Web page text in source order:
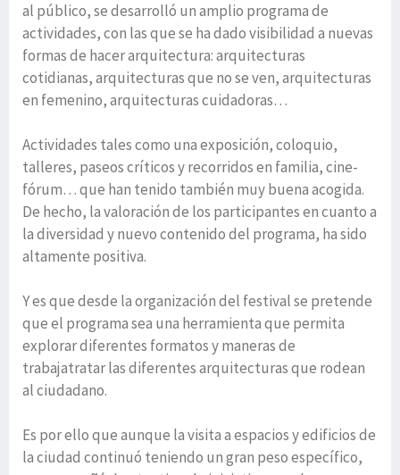
al público, se desarrolló un amplio programa de
actividades, con las que se ha dado visibilidad a nuevas
formas de hacer arquitectura: arquitecturas
cotidianas, arquitecturas que no se ven, arquitecturas
en femenino, arquitecturas cuidadoras…
Actividades tales como una exposición, coloquio,
talleres, paseos críticos y recorridos en familia, cine-
fórum… que han tenido también muy buena acogida.
De hecho, la valoración de los participantes en cuanto a
la diversidad y nuevo contenido del programa, ha sido
altamente positiva.
Y es que desde la organización del festival se pretende
que el programa sea una herramienta que permita
explorar diferentes formatos y maneras de
trabajatratar las diferentes arquitecturas que rodean
al ciudadano.
Es por ello que aunque la visita a espacios y edificios de
la ciudad continuó teniendo un gran peso específico,